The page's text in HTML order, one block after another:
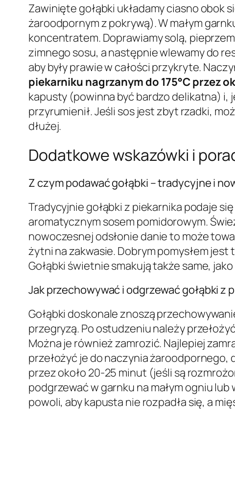
Zawinięte gołąbki układamy ciasno obok
żaroodpornym z pokrywą). W małym
koncentratem. Doprawiamy solą,
zimnego sosu, a następnie wlewamy do
aby były prawie w całości przykryte.
piekarniku nagrzanym do 175°C przez
kapusty (powinna być bardzo delikatna) i,
przyrumienił. Jeśli sos jest zbyt rzadki,
dłużej.
Dodatkowe wskazówki i
Z czym podawać gołąbki – tradycyjne i
Tradycyjnie gołąbki z piekarnika podaje
aromatycznym sosem pomidorowym.
nowoczesnej odsłonie danie to może
żytni na zakwasie. Dobrym pomysłem
Gołąbki świetnie smakują także same,
Jak przechowywać i odgrzewać gołąbki z
Gołąbki doskonale znoszą
przegryzą. Po ostudzeniu należy
Można je również zamrozić. Najlepiej
przełożyć je do naczynia żaroodpornego,
przez około 20-25 minut (jeśli są
podgrzewać w garnku na małym ogniu
powoli, aby kapusta nie rozpadła się, a